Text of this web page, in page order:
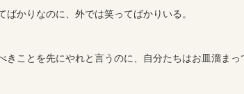
ばかりなのに、外では笑ってばかりいる。
きことを先にやれと言うのに、自分たちはお皿溜まっ